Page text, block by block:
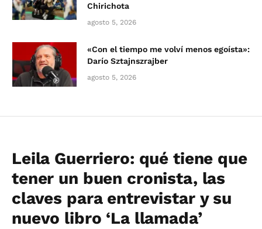
Chirichota
agosto 5, 2026
«Con el tiempo me volví menos egoísta»:
Darío Sztajnszrajber
agosto 5, 2026
Leila Guerriero: qué tiene que
tener un buen cronista, las
claves para entrevistar y su
nuevo libro ‘La llamada’